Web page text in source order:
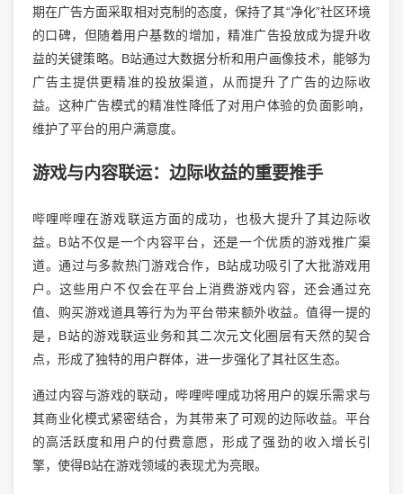
期在广告方面采取相对克制的态度，保持了其“净化”社区环境
的口碑，但随着用户基数的增加，精准广告投放成为提升收
益的关键策略。B站通过大数据分析和用户画像技术，能够为
广告主提供更精准的投放渠道，从而提升了广告的边际收
益。这种广告模式的精准性降低了对用户体验的负面影响，
维护了平台的用户满意度。
游戏与内容联运：边际收益的重要推手
哔哩哔哩在游戏联运方面的成功，也极大提升了其边际收
益。B站不仅是一个内容平台，还是一个优质的游戏推广渠
道。通过与多款热门游戏合作，B站成功吸引了大批游戏用
户。这些用户不仅会在平台上消费游戏内容，还会通过充
值、购买游戏道具等行为为平台带来额外收益。值得一提的
是，B站的游戏联运业务和其二次元文化圈层有天然的契合
点，形成了独特的用户群体，进一步强化了其社区生态。
通过内容与游戏的联动，哔哩哔哩成功将用户的娱乐需求与
其商业化模式紧密结合，为其带来了可观的边际收益。平台
的高活跃度和用户的付费意愿，形成了强劲的收入增长引
擎，使得B站在游戏领域的表现尤为亮眼。